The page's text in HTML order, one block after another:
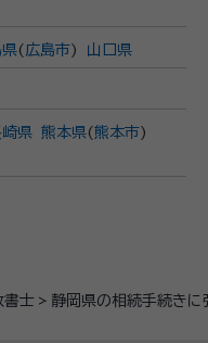
書士 静岡県の相続手続き
県( 広島市) 山口県
県 熊本県(熊本市)